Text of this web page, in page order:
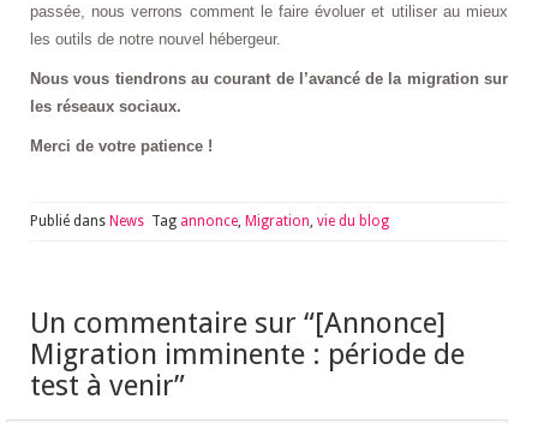
passée, nous verrons comment le faire évoluer et utiliser au mieux
les outils de notre nouvel hébergeur.
Nous vous tiendrons au courant de l’avancé de la migration sur
les réseaux sociaux.
Merci de votre patience !
Publié dans News Tag annonce, Migration, vie du blog
Un commentaire sur “[Annonce]
Migration imminente : période de
test à venir”